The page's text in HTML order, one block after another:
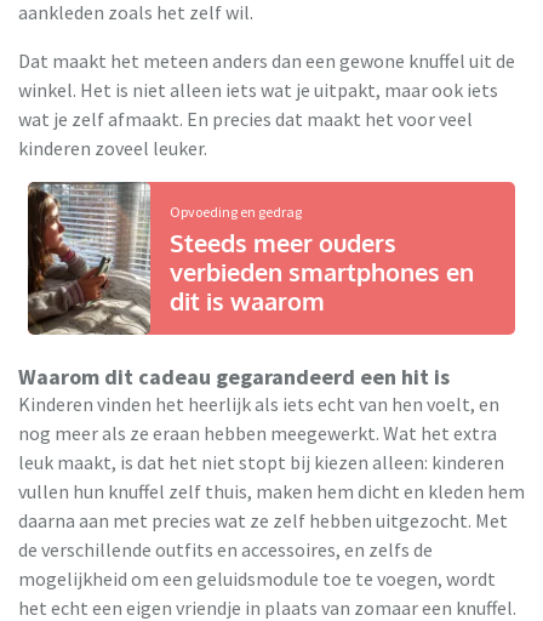
aankleden zoals het zelf wil.
Dat maakt het meteen anders dan een gewone knuffel uit de
winkel. Het is niet alleen iets wat je uitpakt, maar ook iets
wat je zelf afmaakt. En precies dat maakt het voor veel
kinderen zoveel leuker.
Opvoeding en gedrag
Steeds meer ouders
verbieden smartphones en
dit is waarom
Waarom dit cadeau gegarandeerd een hit is
Kinderen vinden het heerlijk als iets echt van hen voelt, en
nog meer als ze eraan hebben meegewerkt. Wat het extra
leuk maakt, is dat het niet stopt bij kiezen alleen: kinderen
vullen hun knuffel zelf thuis, maken hem dicht en kleden hem
daarna aan met precies wat ze zelf hebben uitgezocht. Met
de verschillende outfits en accessoires, en zelfs de
mogelijkheid om een geluidsmodule toe te voegen, wordt
het echt een eigen vriendje in plaats van zomaar een knuffel.